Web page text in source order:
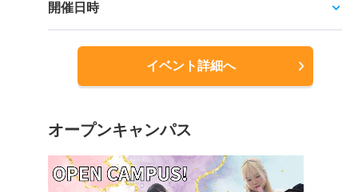
開催日時
イベント詳細へ
オープンキャンパス